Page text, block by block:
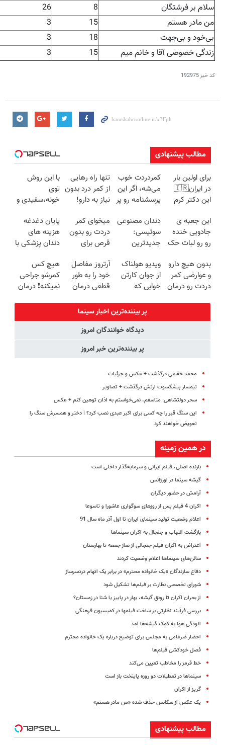
سلام بر فرشتگان
8
26
من مادر هستم
15
3
بی‌خود و بی‌جهت
18
3
زندگی خصوصی آقا و خانم میم
15
3
کد خبر192975
مطالب پیشنهادی
برای اولین بار
در ایران🇮🇷
این دکتر کرم
روزه ساخت!
کمردردت خوب
می‌شه، اگر این
پرسشنامه رو پر
تنها راه رهایی
از کمر درد بدون
نیاز به دارو!
با این روش
توی
خونه،سفیدی و
برگردون
(40%off)
این جعبه ی
جادویی خنده
رو رو لبات حک
خرید40%تخفیف
دندان مصنوعی
سوئیسی:
جدیدترین
سبک و مقاوم |
پرداخت قسطی
میخوای کمر
دردت رو بدون
قرص برای
کنی؟
(◂پرسش‌نامه
رو پر کن)
پایان دغدغه
هزینه های
دندان پزشکی با
کننده خانگی
بدون هیچ دارو
و عوارضی کمر
دردت رو درمان
ویدیو هولناک
از جوان کارتن
خوابی که
آموزش رایگان
آرتروز مفاصل
خود را به طور
قطعی درمان
◗پرسش‌نامه◖
هیچ کس
کمرشو جراحی
نمیکنه❗ درمان
(پرسشنامه)
پر بیننده‌ترین اخبار سینما
دیدگاه خوانندگان امروز
پر بیننده‌ترین خبر امروز
محمد حقیقی درگذشت + عکس و جزئیات
تیمسار پیشکسوت ارتش درگذشت + تصاویر
سحر دولتشاهی: متاسفم، نمی‌خواستم به اذان توهین کنم +‌ عکس
این سنگ قبر را چه کسی برای اکبر عبدی نصب کرد؟ | دختر و همسرش سنگ را
تعویض خواهند کرد
در همین زمینه
بازنده اصلی، فیلم ایرانی و سرمایه‌گذار داخلی است
گیشه سینما در اورژانس
آرامش در حضور دیگران
اکران 4 فیلم پس از روزهای سوگواری عاشورا و تاسوعا
اعلام وضعیت تولید سینمای ایران تا اول آذر ماه سال 91
بازگشت التهاب و جنجال به اکران سینماها
اعتراض به اکران فیلم جنجالی از نماز جمعه تا بهارستان
سالن‌های سینماها اعلام وضعیت کردند
دفاع سازندگان «یک خانواده محترم» در برابر یک اتهام دردسرساز
شورای تخصصی نظارت بر فیلم‌ها تشکیل شود
از بحران اکران تا رونق گیشه، بهار در پاییز یا شنا در زمستان؟
بررسی فرآیند نظارتی بر ساخت فیلمها در کمیسیون فرهنگی
آلودگی هوا به کمک گیشه‌ها آمد
احضار ضرغامی به مجلس برای توضیح درباره یک خانواده محترم
فصل خودکشی فیلم‌ها
خط قرمز را مخاطب تعیین می‌کند
سینماها در تعطیلات دو روزه پایتخت باز است
گریز از اکران
یک عکس از سکانس حذف شده «من مادر هستم»
مطالب پیشنهادی